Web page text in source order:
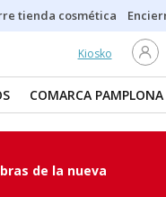
tienda cosmética
Kiosko
COMARCA PAMPLONA
de la nueva